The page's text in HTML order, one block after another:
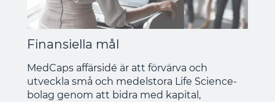
Finansiella mål
MedCaps affärsidé är att förvärva och
utveckla små och medelstora Life Science-
bolag genom att bidra med kapital,